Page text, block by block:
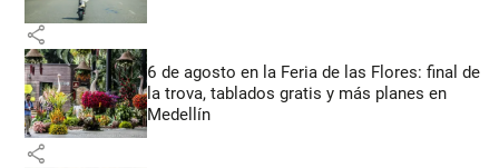
share
6 de agosto en la Feria de las Flores: final de
la trova, tablados gratis y más planes en
Medellín
share